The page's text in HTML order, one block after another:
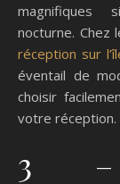
magnifiques
nocturne.
réception sur
éventail de
choisir
votre réception.
3 –